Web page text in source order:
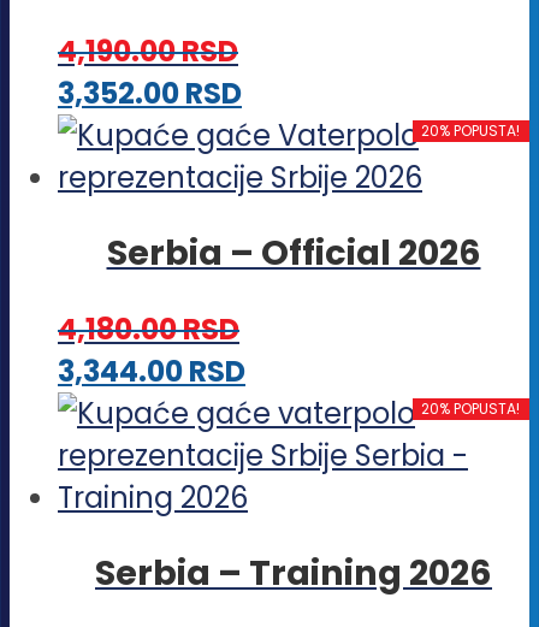
biti
izabrane
na
proizvoda.
4,190.00RSD
3,352.00RSDOvaj
proizvod
ima
varijanti.
biti
izabrane
na
stranici
proizvoda.
20% POPUSTA!
Serbia – Official 2026
4,180.00RSD
3,344.00RSDOvaj
proizvod
ima
više
Opcije
20% POPUSTA!
Serbia – Training 2026